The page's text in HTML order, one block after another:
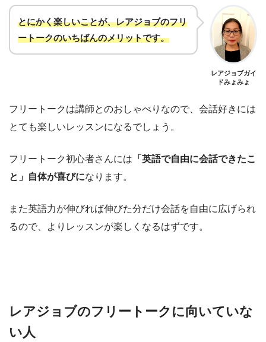
とにかく楽しいことが、レアジョブのフリ
ートークのいちばんのメリットです。
レアジョブガイ
ドみょみょ
フリートークは講師とのおしゃべりなので、会話好きには
とても楽しいレッスンになるでしょう。
フリートーク初心者さんには 「英語で自由に会話できたこ
と」自体が喜びになります。
また英語力が伸びれば伸びた分だけ会話を自由に広げられ
るので、よりレッスンが楽しくなるはずです。
レアジョブのフリートークに向いていな
い人